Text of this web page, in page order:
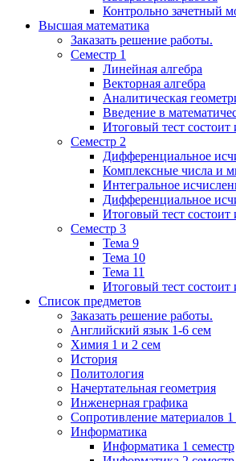
Контрольно зачетный
Высшая математика
Заказать решение работы.
Семестр 1
Линейная алгебра
Векторная алгебра
Аналитическая
Введение в
Итоговый тест
Семестр 2
Дифференциальное
Комплексные числа и
Интегральное
Дифференциальное
Итоговый тест
Семестр 3
Тема 9
Тема 10
Тема 11
Итоговый тест
Список предметов
Заказать решение работы.
Английский язык 1-6 сем
Химия 1 и 2 сем
История
Политология
Начертательная геометрия
Инженерная графика
Сопротивление материалов
Информатика
Информатика 1 семестр